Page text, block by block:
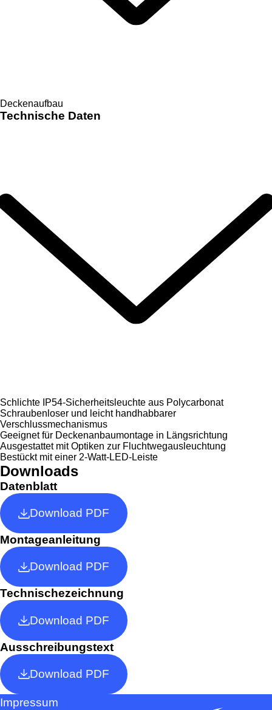
Deckenaufbau
Technische Daten
Schlichte IP54-Sicherheitsleuchte aus Polycarbonat
Schraubenloser und leicht handhabbarer
Verschlussmechanismus
Geeignet für Deckenanbaumontage in Längsrichtung
Ausgestattet mit Optiken zur Fluchtwegausleuchtung
Bestückt mit einer 2-Watt-LED-Leiste
Downloads
Datenblatt
Download PDF
Montageanleitung
Download PDF
Technischezeichnung
Download PDF
Ausschreibungstext
Download PDF
Impressum